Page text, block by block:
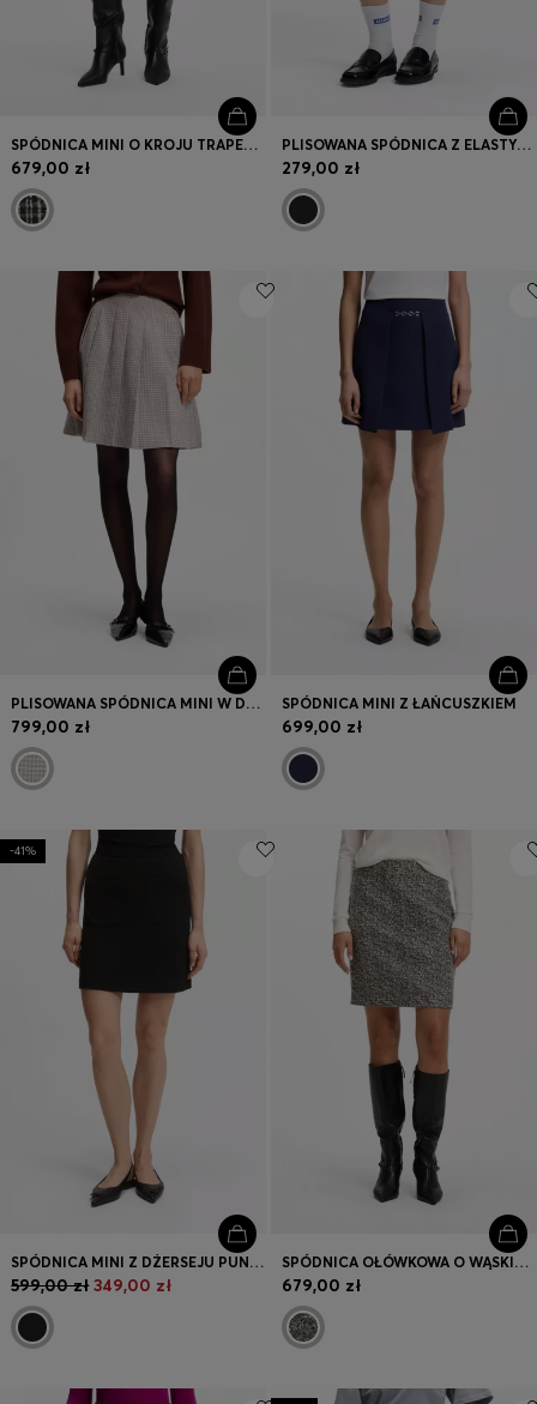
SPÓDNICA MINI O KROJU TRAPEZOWYM Z MATERIAŁU BOUCLÉ W KRATĘ
679,00 zł
PLISOWANA SPÓDNICA Z ELASTYCZNEJ BAWEŁNY ZE ZINTEGROWANYMI SZORTAMI
279,00 zł
PLISOWANA SPÓDNICA MINI W DROBNĄ KRATKĘ
799,00 zł
SPÓDNICA MINI Z ŁAŃCUSZKIEM
699,00 zł
-41%
SPÓDNICA MINI Z DŻERSEJU PUNTO MILANO Z KIESZENIAMI Z PRZODU
599,00 zł 349,00 zł
SPÓDNICA OŁÓWKOWA O WĄSKIM KROJU W JODEŁKĘ
679,00 zł